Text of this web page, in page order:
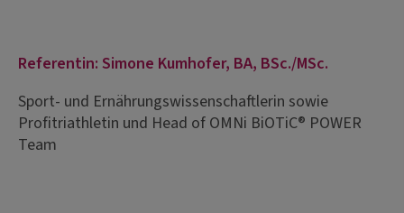
Referentin: Simone Kumhofer, BA, BSc./MSc.
Sport- und Ernährungswissenschaftlerin sowie
Profitriathletin und Head of OMNi BiOTiC® POWER
Team